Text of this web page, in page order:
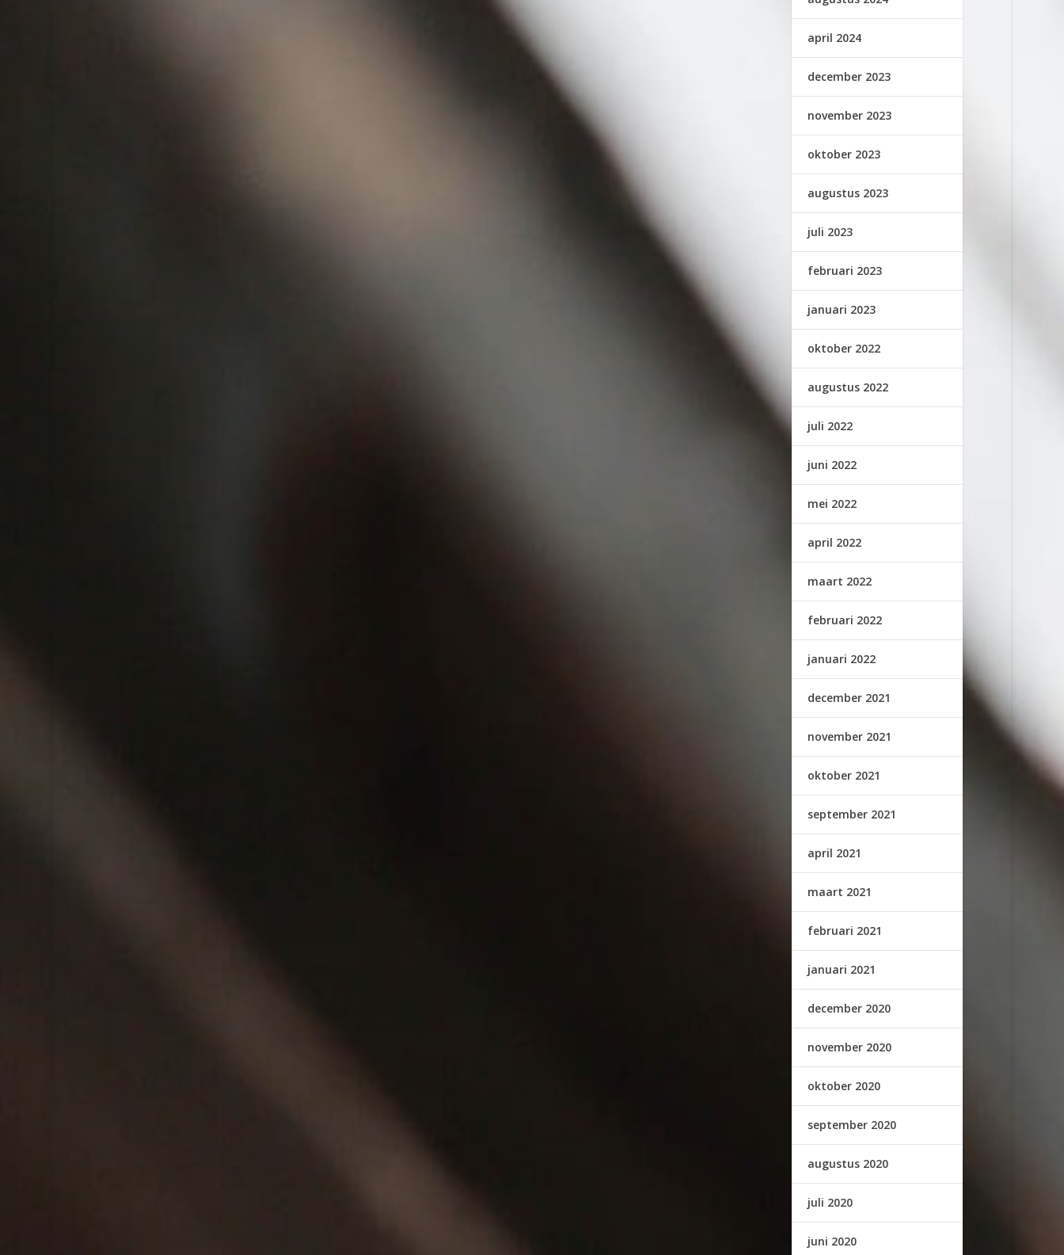
april 2024
december 2023
november 2023
oktober 2023
augustus 2023
juli 2023
februari 2023
januari 2023
oktober 2022
augustus 2022
juli 2022
juni 2022
mei 2022
april 2022
maart 2022
februari 2022
januari 2022
december 2021
november 2021
oktober 2021
september 2021
april 2021
maart 2021
februari 2021
januari 2021
december 2020
november 2020
oktober 2020
september 2020
augustus 2020
juli 2020
juni 2020